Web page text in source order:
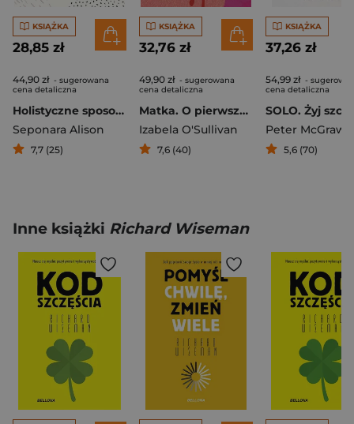
KSIĄŻKA
28,85 zł
44,90 zł - sugerowana
cena detaliczna
Holistyczne sposoby uzdrawiania lęku
Seponara Alison
7,7 (25)
KSIĄŻKA
32,76 zł
49,90 zł - sugerowana
cena detaliczna
Matka. O pierwszej, najważniejszej i nie zawsze łatwej relacji
Izabela O'Sullivan
7,6 (40)
KSIĄŻKA
37,26 zł
54,99 zł -
cena detaliczna
Peter McGraw
5,6 (70)
Inne książki Richard Wiseman